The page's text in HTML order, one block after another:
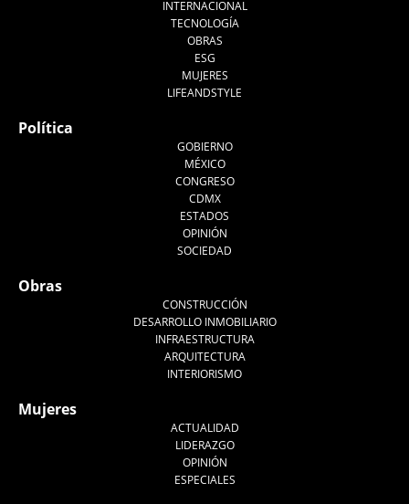
INTERNACIONAL
TECNOLOGÍA
OBRAS
ESG
MUJERES
LIFEANDSTYLE
Política
GOBIERNO
MÉXICO
CONGRESO
CDMX
ESTADOS
OPINIÓN
SOCIEDAD
Obras
CONSTRUCCIÓN
DESARROLLO INMOBILIARIO
INFRAESTRUCTURA
ARQUITECTURA
INTERIORISMO
Mujeres
ACTUALIDAD
LIDERAZGO
OPINIÓN
ESPECIALES